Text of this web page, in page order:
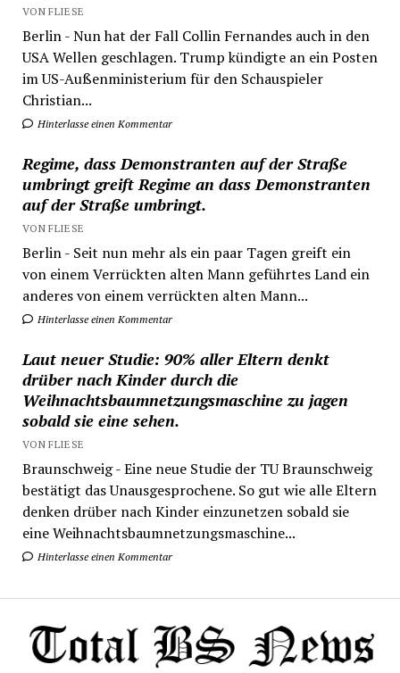
VON FLIESE
Berlin - Nun hat der Fall Collin Fernandes auch in den
USA Wellen geschlagen. Trump kündigte an ein Posten
im US-Außenministerium für den Schauspieler
Christian...
Hinterlasse einen Kommentar
Regime, dass Demonstranten auf der Straße
umbringt greift Regime an dass Demonstranten
auf der Straße umbringt.
VON FLIESE
Berlin - Seit nun mehr als ein paar Tagen greift ein
von einem Verrückten alten Mann geführtes Land ein
anderes von einem verrückten alten Mann...
Hinterlasse einen Kommentar
Laut neuer Studie: 90% aller Eltern denkt
drüber nach Kinder durch die
Weihnachtsbaumnetzungsmaschine zu jagen
sobald sie eine sehen.
VON FLIESE
Braunschweig - Eine neue Studie der TU Braunschweig
bestätigt das Unausgesprochene. So gut wie alle Eltern
denken drüber nach Kinder einzunetzen sobald sie
eine Weihnachtsbaumnetzungsmaschine...
Hinterlasse einen Kommentar